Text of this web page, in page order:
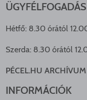
ÜGYFÉLFOGADÁS
Hétfő: 8.30 órától
Szerda: 8.30 órától
PÉCEL.HU ARCHÍVUM
INFORMÁCIÓK